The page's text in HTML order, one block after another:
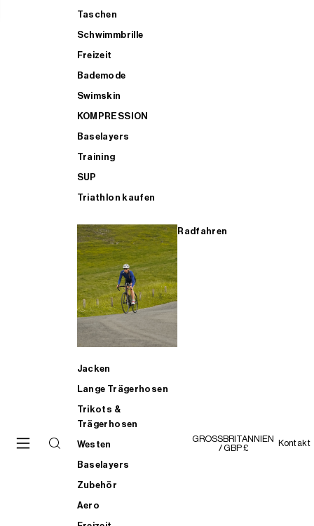
Taschen
Schwimmbrille
Freizeit
Bademode
Swimskin
KOMPRESSION
Baselayers
Training
SUP
Triathlon kaufen
Radfahren
Jacken
Lange Trägerhosen
Trikots &
Trägerhosen
Westen
Baselayers
Zubehör
Aero
GROSSBRITANNIEN
/ GBP £
Kontakt